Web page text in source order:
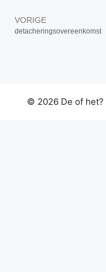
VORIGE
detacheringsovereenkomst
© 2026 De of het?